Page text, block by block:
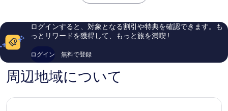
し
口
コ
1,745
件
の
口
ァ
Uppsala
コ
ミ
ミ
ログインすると、対象となる割引や特典を確認できます。も
っとリワードを獲得して、もっと旅を満喫 !
ログイン 無料で登録
周辺地域について